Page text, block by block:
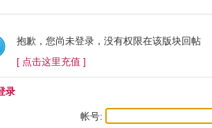
抱歉，您尚未登录，没有权限在该版块回帖
[ 点击这里充值 ]
录
帐号: